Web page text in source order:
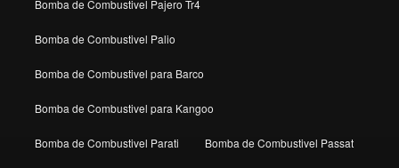
Bomba de Combustivel Pajero Tr4
Bomba de Combustivel Palio
Bomba de Combustivel para Barco
Bomba de Combustivel para Kangoo
Bomba de Combustivel Parati Bomba de Combustivel Passat